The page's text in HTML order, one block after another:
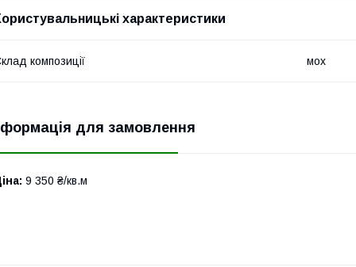
характеристики
композиції мох
для замовлення
9 350 ₴/кв.м